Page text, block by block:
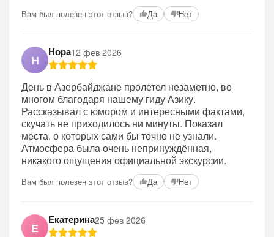
Вам был полезен этот отзыв? Да Нет
Н
Нора12 фев 2026
День в Азербайджане пролетел незаметно, во
многом благодаря нашему гиду Азику.
Рассказывал с юмором и интересными фактами,
скучать не приходилось ни минуты. Показал
места, о которых сами бы точно не узнали.
Атмосфера была очень непринуждённая,
никакого ощущения официальной экскурсии.
Вам был полезен этот отзыв? Да Нет
Е
Екатерина25 фев 2026